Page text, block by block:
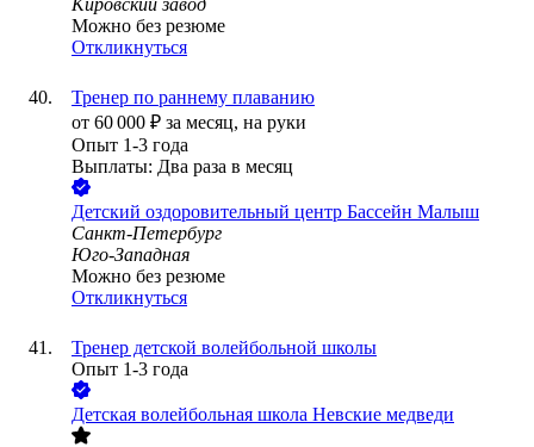
Кировский завод
Можно без резюме
Откликнуться
Тренер по раннему плаванию
от 60 000 ₽ за месяц, на руки
Опыт 1-3 года
Выплаты: Два раза в месяц
Детский оздоровительный центр Бассейн Малыш
Санкт-Петербург
Юго-Западная
Можно без резюме
Откликнуться
Тренер детской волейбольной школы
Опыт 1-3 года
Детская волейбольная школа Невские медведи